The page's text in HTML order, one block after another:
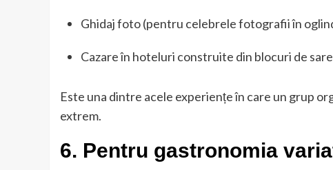
Ghidaj foto (pentru celebrele fotografii în
Cazare în hoteluri construite din blocuri de
Este una dintre acele experiențe în care un grup
extrem.
6. Pentru gastronomia